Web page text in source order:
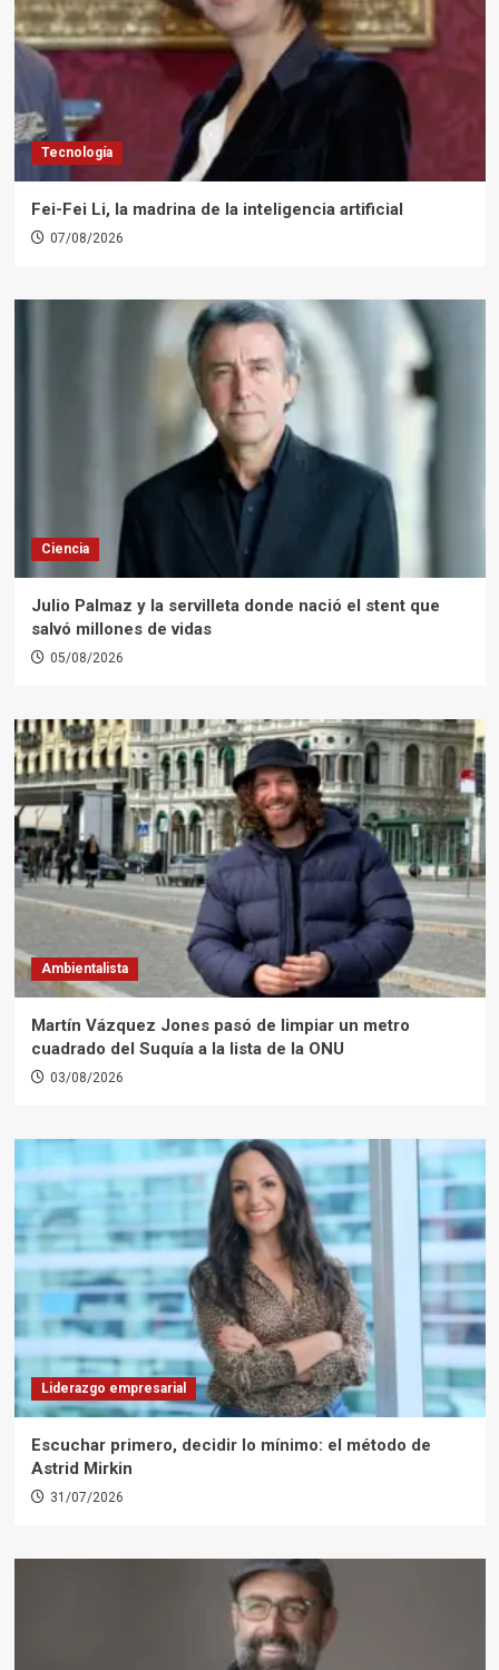
Tecnología
Fei-Fei Li, la madrina de la inteligencia artificial
07/08/2026
Ciencia
Julio Palmaz y la servilleta donde nació el stent que
salvó millones de vidas
05/08/2026
Ambientalista
Martín Vázquez Jones pasó de limpiar un metro
cuadrado del Suquía a la lista de la ONU
03/08/2026
Liderazgo empresarial
Escuchar primero, decidir lo mínimo: el método de
Astrid Mirkin
31/07/2026